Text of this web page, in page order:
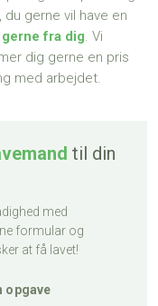
gerne vil have en
fra dig. Vi
dig gerne en pris
med arbejdet.
til din
med
formular og
at få lavet!
opgave